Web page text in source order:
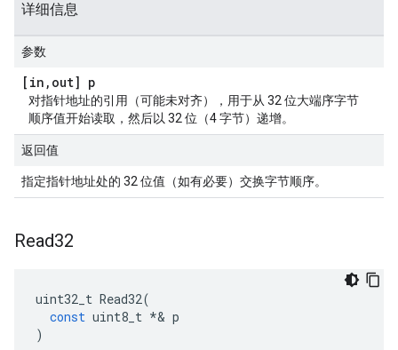
详细信息
参数
[in , out] p
对指针地址的引用（可能未对齐），用于从 32 位大端序字节
顺序值开始读取，然后以 32 位（4 字节）递增。
返回值
指定指针地址处的 32 位值（如有必要）交换字节顺序。
Read32
uint32_t Read32(
const uint8_t *& p
)